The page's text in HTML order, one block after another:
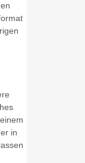
in